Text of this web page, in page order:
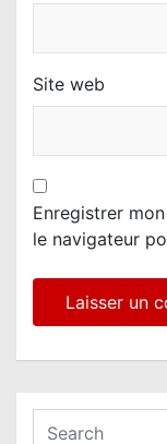
Site web
Enregistrer
le navigateur